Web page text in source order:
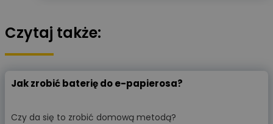
Czytaj także:
Jak zrobić baterię do e-papierosa?
Czy da się to zrobić domową metodą?